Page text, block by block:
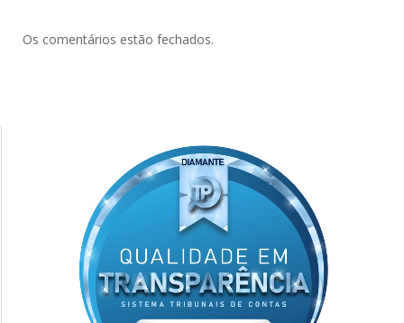
Os comentários estão fechados.